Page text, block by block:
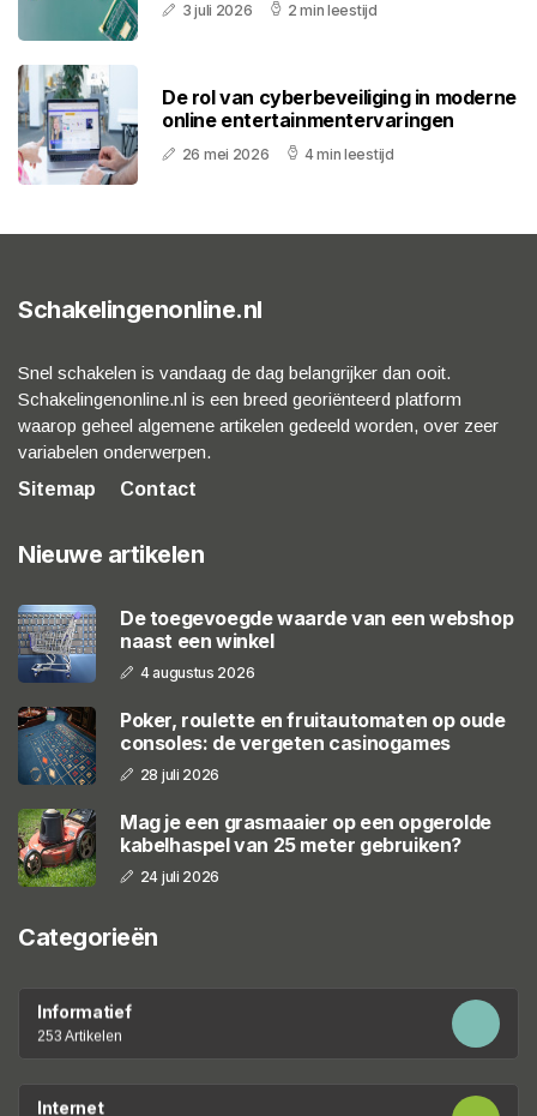
3 juli 2026 2 min leestijd
De rol van cyberbeveiliging in moderne
online entertainmentervaringen
26 mei 2026 4 min leestijd
Schakelingenonline.nl
Snel schakelen is vandaag de dag belangrijker dan ooit.
Schakelingenonline.nl is een breed georiënteerd platform
waarop geheel algemene artikelen gedeeld worden, over zeer
variabelen onderwerpen.
Sitemap
Contact
Nieuwe artikelen
De toegevoegde waarde van een webshop
naast een winkel
4 augustus 2026
Poker, roulette en fruitautomaten op oude
consoles: de vergeten casinogames
28 juli 2026
Mag je een grasmaaier op een opgerolde
kabelhaspel van 25 meter gebruiken?
24 juli 2026
Categorieën
Informatief
253 Artikelen
Internet